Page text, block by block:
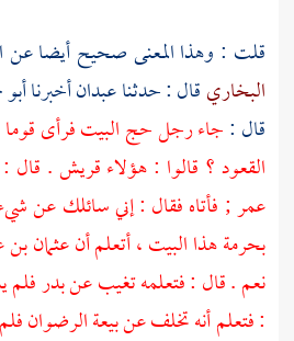
قلت : وهذا المعنى صحيح أيضا عن
البخاريقال : حدثناعبدانأخبرنا
قال :جاء رجل حج البيت فرأى
القعود ؟ قالوا : هؤلاءقريش. قال
عمر; فأتاه فقال : إني سائلك عن
بحرمة هذا البيت ، أتعلم أنعثمان
نعم . قال : فتعلمه تغيب عنبدرفلم
: فتعلم أنه تخلف عن بيعة الرضوان